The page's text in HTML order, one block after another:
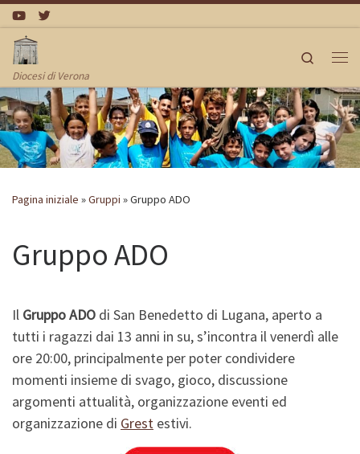
Passa al contenuto
Diocesi di Verona
Search
Pagina iniziale »Gruppi »Gruppo ADO
Gruppo ADO
Il Gruppo ADO di San Benedetto di Lugana, aperto a
tutti i ragazzi dai 13 anni in su, s’incontra il venerdì alle
ore 20:00, principalmente per poter condividere
momenti insieme di svago, gioco, discussione
argomenti attualità, organizzazione eventi ed
organizzazione di Grest estivi.